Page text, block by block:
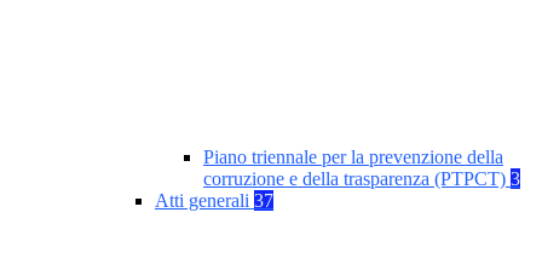
Piano triennale per la prevenzione della
corruzione e della trasparenza (PTPCT) 3
Atti generali 37